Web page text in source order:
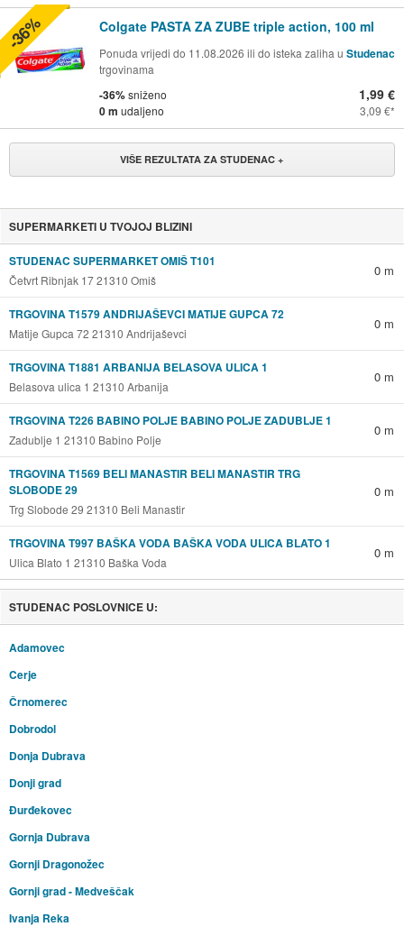
Colgate PASTA ZA ZUBE triple action, 100 ml
Ponuda vrijedi do 11.08.2026 ili do isteka zaliha u Studenac
trgovinama
-36%sniženo
0 m udaljeno
1,99 €
3,09 €
-36%
VIŠE REZULTATA ZA STUDENAC +
SUPERMARKETI U TVOJOJ BLIZINI
STUDENAC SUPERMARKET OMIŠ T101
Četvrt Ribnjak 17 21310 Omiš
0 m
TRGOVINA T1579 ANDRIJAŠEVCI MATIJE GUPCA 72
Matije Gupca 72 21310 Andrijaševci
0 m
TRGOVINA T1881 ARBANIJA BELASOVA ULICA 1
Belasova ulica 1 21310 Arbanija
0 m
TRGOVINA T226 BABINO POLJE BABINO POLJE ZADUBLJE 1
Zadublje 1 21310 Babino Polje
0 m
TRGOVINA T1569 BELI MANASTIR BELI MANASTIR TRG
SLOBODE 29
Trg Slobode 29 21310 Beli Manastir
0 m
TRGOVINA T997 BAŠKA VODA BAŠKA VODA ULICA BLATO 1
Ulica Blato 1 21310 Baška Voda
0 m
STUDENAC POSLOVNICE U:
Adamovec
Cerje
Črnomerec
Dobrodol
Donja Dubrava
Donji grad
Đurđekovec
Gornja Dubrava
Gornji Dragonožec
Gornji grad - Medveščak
Ivanja Reka